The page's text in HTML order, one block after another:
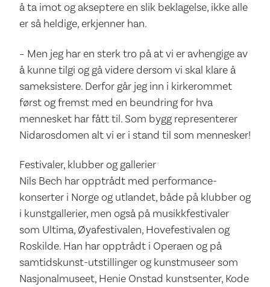
å ta imot og akseptere en slik beklagelse, ikke alle
er så heldige, erkjenner han.
– Men jeg har en sterk tro på at vi er avhengige av
å kunne tilgi og gå videre dersom vi skal klare å
sameksistere. Derfor går jeg inn i kirkerommet
først og fremst med en beundring for hva
mennesket har fått til. Som bygg representerer
Nidarosdomen alt vi er i stand til som mennesker!
Festivaler, klubber og gallerier
Nils Bech har opptrådt med performance-
konserter i Norge og utlandet, både på klubber og
i kunstgallerier, men også på musikkfestivaler
som Ultima, Øyafestivalen, Hovefestivalen og
Roskilde. Han har opptrådt i Operaen og på
samtidskunst-utstillinger og kunstmuseer som
Nasjonalmuseet, Henie Onstad kunstsenter, Kode